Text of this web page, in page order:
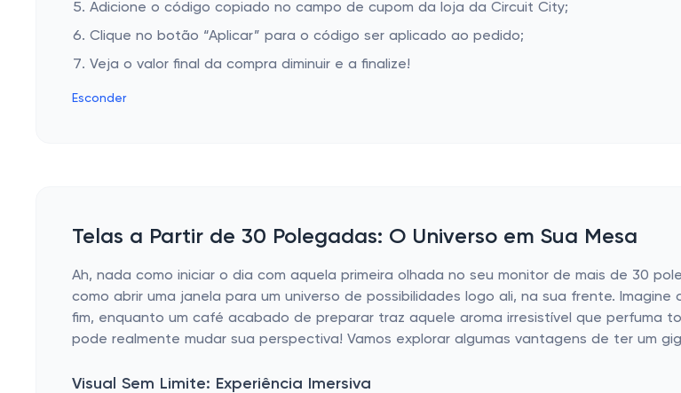
Top-Freezer Refrigerators
Mini-Split Air Conditioners
Flashes & Lighting
HDMI Cables & Adapters
Outdoor Refrigerators
Adicione o código copiado no campo de cupom da loja da Circuit City;
Clique no botão “Aplicar” para o código ser aplicado ao pedido;
Veja o valor final da compra diminuir e a finalize!
Esconder
Telas a Partir de 30 Polegadas: O Universo em Sua Mesa
Ah, nada como iniciar o dia com aquela primeira olhada no seu monitor de mais de 30
como abrir uma janela para um universo de possibilidades logo ali, na sua frente.
fim, enquanto um café acabado de preparar traz aquele aroma irresistível que perfuma
pode realmente mudar sua perspectiva! Vamos explorar algumas vantagens de ter um
Visual Sem Limite: Experiência Imersiva